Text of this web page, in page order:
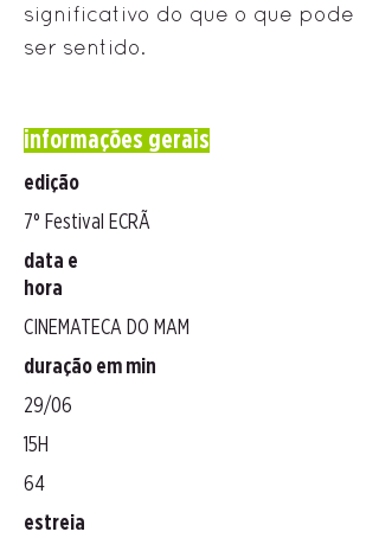
significativo do que o que pode
ser sentido.
informações gerais
edição
7° Festival ECRÃ
data e
hora
CINEMATECA DO MAM
duração em min
29/06
15H
64
estreia